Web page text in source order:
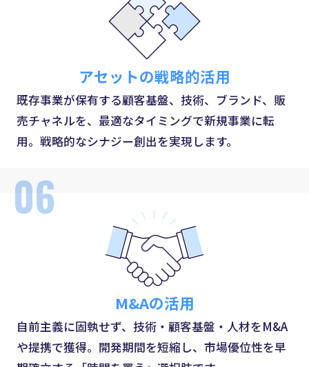
アセットの戦略的活用
既存事業が保有する顧客基盤、技術、ブランド、販
売チャネルを、最適なタイミングで新規事業に転
用。戦略的なシナジー創出を実現します。
06
M&Aの活用
自前主義に固執せず、技術・顧客基盤・人材をM&A
や提携で獲得。開発期間を短縮し、市場優位性を早